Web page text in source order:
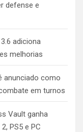
defense e
adiciona
melhorias
anunciado como
em turnos
Vault ganha
PS5 e PC